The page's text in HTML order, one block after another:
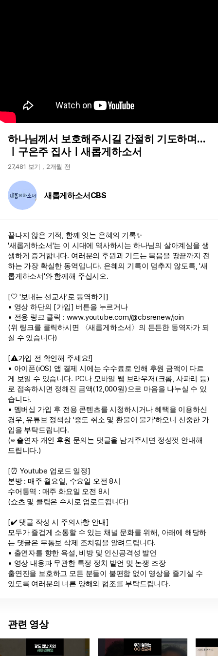
하나님께서 보호해주시길 간절히 기도하며...
ㅣ구은주 집사ㅣ새롭게하소서
27,481 보기 , 2개월 전
새롭게하소서CBS
끝나지 않은 기적, 함께 잇는 은혜의 기록✨
'새롭게하소서'는 이 시대에 역사하시는 하나님의 살아계심을 생
생하게 증거합니다. 여러분의 후원과 기도는 복음을 땅끝까지 전
하는 가장 확실한 동역입니다. 은혜의 기록이 멈추지 않도록, '새
롭게하소서'와 함께해 주십시오.
[🤍 '보내는 선교사'로 동역하기]
• 영상 하단의 [가입] 버튼을 누르거나
• 전용 링크 클릭 : www.youtube.com/@cbsrenew/join
(위 링크를 클릭하시면 〈새롭게하소서〉의 든든한 동역자가 되
실 수 있습니다)
[⚠️가입 전 확인해 주세요!]
• 아이폰(iOS) 앱 결제 시에는 수수료로 인해 후원 금액이 다르
게 보일 수 있습니다. PC나 모바일 웹 브라우저(크롬, 사파리 등)
로 접속하시면 정해진 금액(12,000원)으로 마음을 나누실 수 있
습니다.
• 멤버십 가입 후 전용 콘텐츠를 시청하시거나 혜택을 이용하신
경우, 유튜브 정책상 '중도 취소 및 환불이 불가'하오니 신중한 가
입을 부탁드립니다.
(※ 출연자 개인 후원 문의는 댓글을 남겨주시면 정성껏 안내해
드립니다.)
[⏰ Youtube 업로드 일정]
본방 : 매주 월요일, 수요일 오전 8시
수어통역 : 매주 화요일 오전 8시
(쇼츠 및 클립은 수시로 업로드됩니다)
[✔️ 댓글 작성 시 주의사항 안내]
모두가 즐겁게 소통할 수 있는 채널 문화를 위해, 아래에 해당하
는 댓글은 무통보 삭제 조치됨을 알려드립니다.
• 출연자를 향한 욕설, 비방 및 인신공격성 발언
• 영상 내용과 무관한 특정 정치 발언 및 논쟁 조장
출연진을 보호하고 모든 분들이 불편함 없이 영상을 즐기실 수
있도록 여러분의 너른 양해와 협조를 부탁드립니다.
관련 영상